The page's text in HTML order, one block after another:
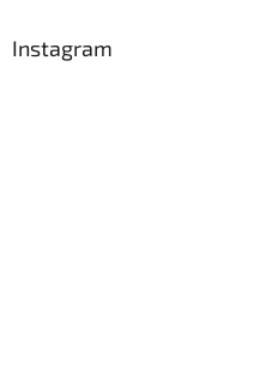
Instagram